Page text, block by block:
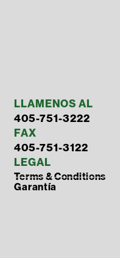
LLAMENOS AL
405-751-3222
FAX
405-751-3122
LEGAL
Terms & Conditions
Garantía